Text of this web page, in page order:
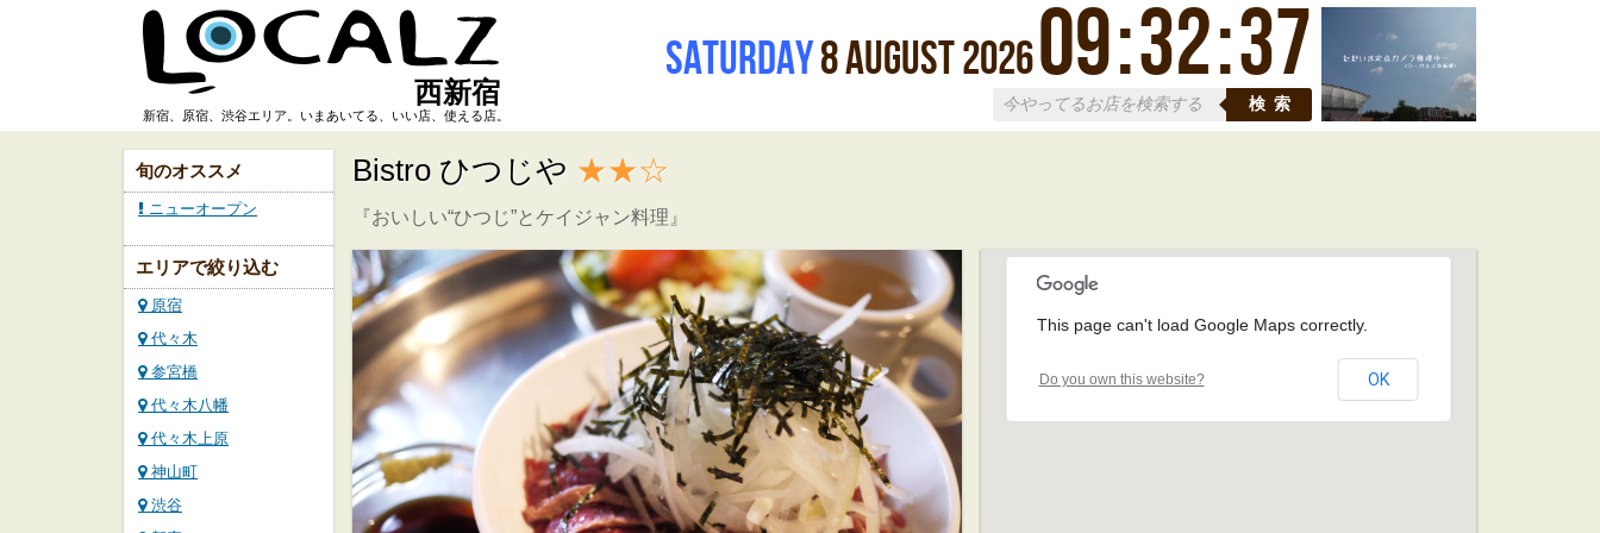
西新宿
新宿、原宿、渋谷エリア。いまあいてる、いい店、使える店。
Saturday8August202609:32:38
検索
旬のオススメ
ニューオープン
エリアで絞り込む
原宿
代々木
参宮橋
代々木八幡
代々木上原
神山町
渋谷
Bistro ひつじや ★★☆
『おいしい“ひつじ”とケイジャン料理』
This page can't load Google Maps correctly.
Do you own this website? OK